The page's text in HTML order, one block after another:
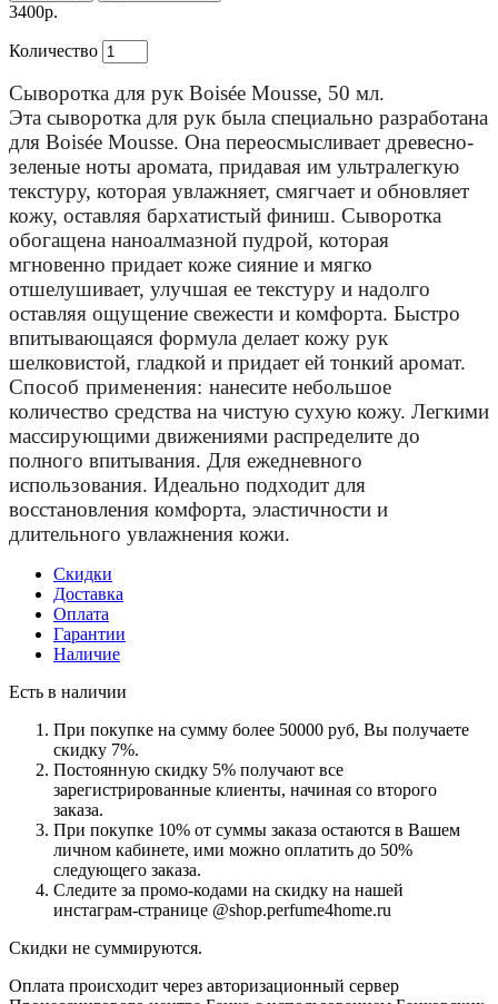
3400р.
Количество
Сыворотка для рук Boisée Mousse, 50 мл.
Эта сыворотка для рук была специально разработана
для Boisée Mousse. Она переосмысливает древесно-
зеленые ноты аромата, придавая им ультралегкую
текстуру, которая увлажняет, смягчает и обновляет
кожу, оставляя бархатистый финиш. Сыворотка
обогащена наноалмазной пудрой, которая
мгновенно придает коже сияние и мягко
отшелушивает, улучшая ее текстуру и надолго
оставляя ощущение свежести и комфорта. Быстро
впитывающаяся формула делает кожу рук
шелковистой, гладкой и придает ей тонкий аромат.
Способ применения: нанесите небольшое
количество средства на чистую сухую кожу. Легкими
массирующими движениями распределите до
полного впитывания. Для ежедневного
использования. Идеально подходит для
восстановления комфорта, эластичности и
длительного увлажнения кожи.
Скидки
Доставка
Оплата
Гарантии
Наличие
Есть в наличии
При покупке на сумму более 50000 руб, Вы получаете
скидку 7%.
Постоянную скидку 5% получают все
зарегистрированные клиенты, начиная со второго
заказа.
При покупке 10% от суммы заказа остаются в Вашем
личном кабинете, ими можно оплатить до 50%
следующего заказа.
Следите за промо-кодами на скидку на нашей
инстаграм-странице @shop.perfume4home.ru
Скидки не суммируются.
Оплата происходит через авторизационный сервер